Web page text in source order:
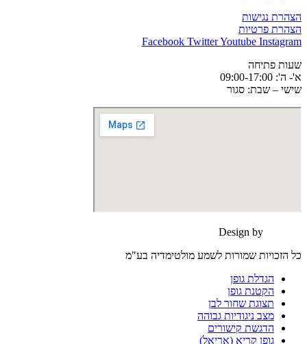
הצהרת נגישות
הצהרת פרטיות
Facebook TwitterYoutube Instagram
שעות פתיחה
א'- ה': 09:00-17:00
שישי – שבת: סגור
Design by
כל הזכויות שמורות לשמע מולטימדיה בע"מ
הגדלת גופן
הקטנת גופן
תצוגת שחור לבן
מצב ניגודיות גבוהה
הדגשת קישורים
גופן קריא (אריאל)